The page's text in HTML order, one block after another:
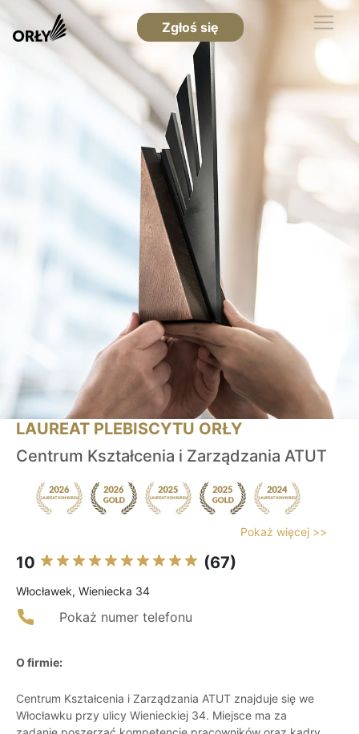
Zgłoś się
LAUREAT PLEBISCYTU ORŁY
Centrum Kształcenia i Zarządzania ATUT
Pokaż więcej >>
10 (67)
Włocławek, Wieniecka 34
Pokaż numer telefonu
O firmie:
Centrum Kształcenia i Zarządzania ATUT znajduje się we
Włocławku przy ulicy Wienieckiej 34. Miejsce ma za